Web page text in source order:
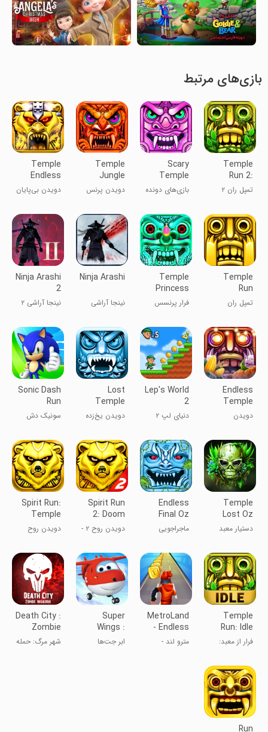
بازی‌های مرتبط
Temple
Run 2:
Endless
Escape
تمپل ران ۲
Scary
Temple
Princess
Runner
2021
بازی‌های دونده
ترسناک معبد
2021
Temple
Jungle
Prince Run
دویدن پرنس
Temple
Endless
Run 3
دویدن بی‌پایان
Temple
Run
تمپل ران
Temple
Princess
Lost Oz
Run
فرار پرنسس
Ninja Arashi
نینجا آراشی
Ninja Arashi
2
نینجا آراشی ۲
Endless
Temple
Crazy Run
دویدن
معبد بی‌پایان
Lep's World
2
دنیای لپ ۲
Lost
Temple
Castle
Frozen Run
دویدن یخ‌زده
گمشده
Sonic Dash
Run
سونیک دش
Temple
Lost Oz
Endless
دستیار معبد
دویدن بی‌پایان
Endless
Final Oz
Jungle Run
ماجراجویی
Spirit Run
2: Doom
Escape
دویدن روح ۲ -
Spirit Run:
Temple
Dash
دویدن روح
Temple
Run: Idle
Explorers
فرار از معبد:
MetroLand
- Endless
Runner
مترو لند -
Super
Wings :
Jett Run
ابر جت‌ها
Death City :
Zombie
Invasion
شهر مرگ: حمله
Run